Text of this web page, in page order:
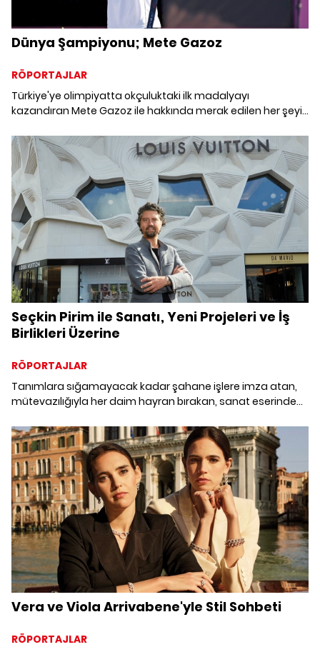
Dünya Şampiyonu; Mete Gazoz
RÖPORTAJLAR
Türkiye'ye olimpiyatta okçuluktaki ilk madalyayı
kazandıran Mete Gazoz ile hakkında merak edilen her şeyi
Seçkin Pirim ile Sanatı, Yeni Projeleri ve İş
Birlikleri Üzerine
RÖPORTAJLAR
Tanımlara sığamayacak kadar şahane işlere imza atan,
mütevazılığıyla her daim hayran bırakan, sanat eserinden
ilki gerçekleştiren sanatçının sohbetine davetlisiniz.
Vera ve Viola Arrivabene'yle Stil Sohbeti
RÖPORTAJLAR